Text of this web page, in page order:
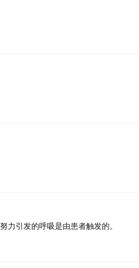
力引发的呼吸是由患者触发的。